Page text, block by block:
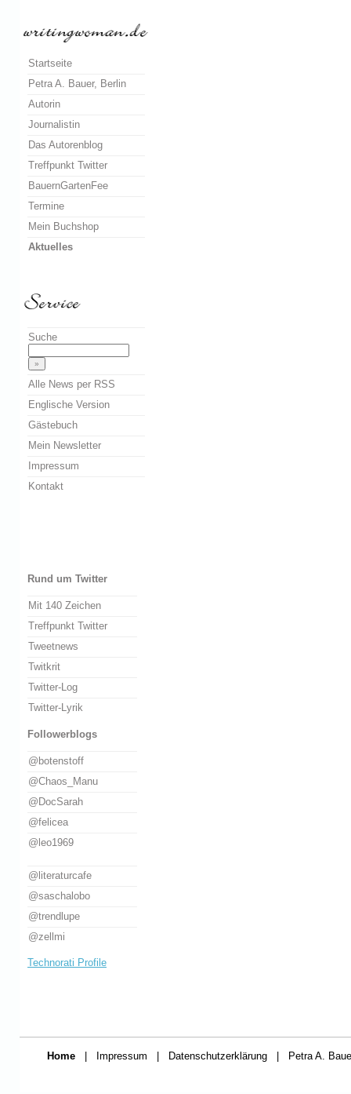
Startseite
Petra A. Bauer, Berlin
Autorin
Journalistin
Das Autorenblog
Treffpunkt Twitter
BauernGartenFee
Termine
Mein Buchshop
Aktuelles
Suche
Alle News per RSS
Englische Version
Gästebuch
Mein Newsletter
Impressum
Kontakt
Rund um Twitter
Mit 140 Zeichen
Treffpunkt Twitter
Tweetnews
Twitkrit
Twitter-Log
Twitter-Lyrik
Followerblogs
@botenstoff
@Chaos_Manu
@DocSarah
@felicea
@leo1969
@literaturcafe
@saschalobo
@trendlupe
@zellmi
Technorati Profile
Home Impressum Datenschutzerklärung Petra A.